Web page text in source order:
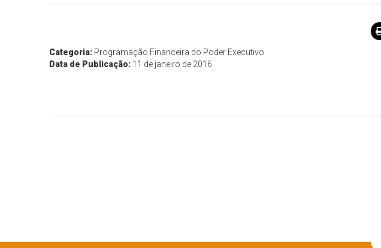
Categoria: Programação Financeira do Poder Executivo
Data de Publicação: 11 de janeiro de 2016